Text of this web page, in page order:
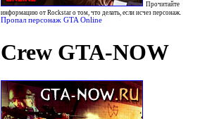
Прочитайте
информацию от Rockstar о том, что делать, если исчез персонаж.
Пропал персонаж GTA Online
Crew GTA-NOW